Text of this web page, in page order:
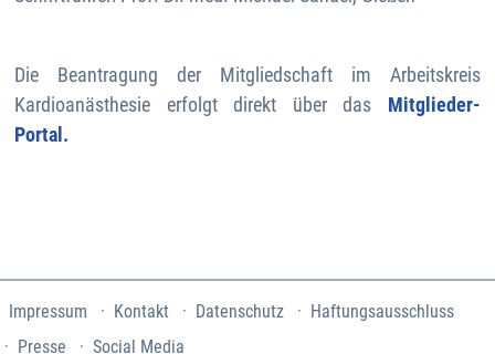
Die Beantragung der Mitgliedschaft im Arbeitskreis
Kardioanästhesie erfolgt direkt über das Mitglieder-
Portal.
Impressum Kontakt Datenschutz
Haftungsausschluss
Presse
Social Media